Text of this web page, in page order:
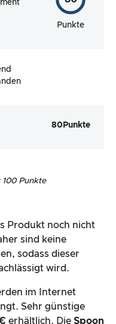
Punkte
80 Punkte
Punkte
Produkt noch nicht
sind keine
sodass dieser
wird.
im Internet
Sehr günstige
erhältlich. Die Spoon